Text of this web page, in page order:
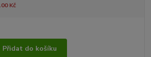
Kč
Přidat do košíku